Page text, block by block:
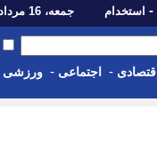
- استخدام جمعه، 16 مرداد 1405 - Thu, 06th Aug 2026
اقتصادی - اجتماعی - ورزشی